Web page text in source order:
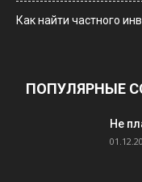
Как найти частного
ПОПУЛЯРНЫЕ
Не